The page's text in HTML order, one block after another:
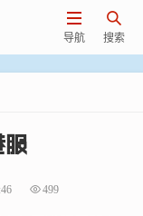

搜索

导航
服
499